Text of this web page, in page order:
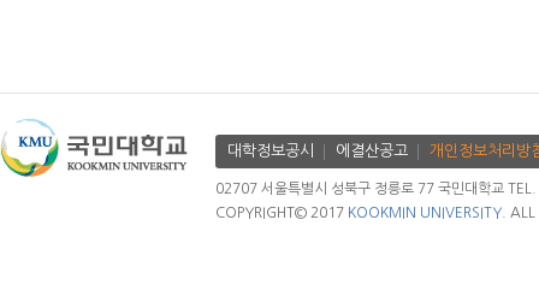
대학정보공시 에결산공고 개인정보처리방
02707 서울특별시 성북구 정릉로 77 국민대학교
COPYRIGHT© 2017 KOOKMIN UNIVERSITY. ALL